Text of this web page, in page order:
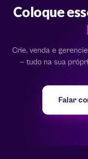
Coloque
Crie, venda e
— tudo na sua
Falar